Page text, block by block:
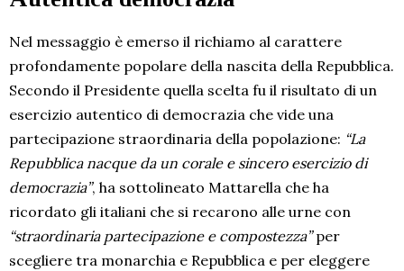
Nel messaggio è emerso il richiamo al carattere
profondamente popolare della nascita della Repubblica.
Secondo il Presidente quella scelta fu il risultato di un
esercizio autentico di democrazia che vide una
partecipazione straordinaria della popolazione: “La
Repubblica nacque da un corale e sincero esercizio di
democrazia”, ha sottolineato Mattarella che ha
ricordato gli italiani che si recarono alle urne con
“straordinaria partecipazione e compostezza”per
scegliere tra monarchia e Repubblica e per eleggere